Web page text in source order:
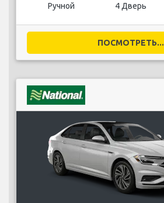
Ручной 4 Дверь
ПОСМОТРЕТЬ...